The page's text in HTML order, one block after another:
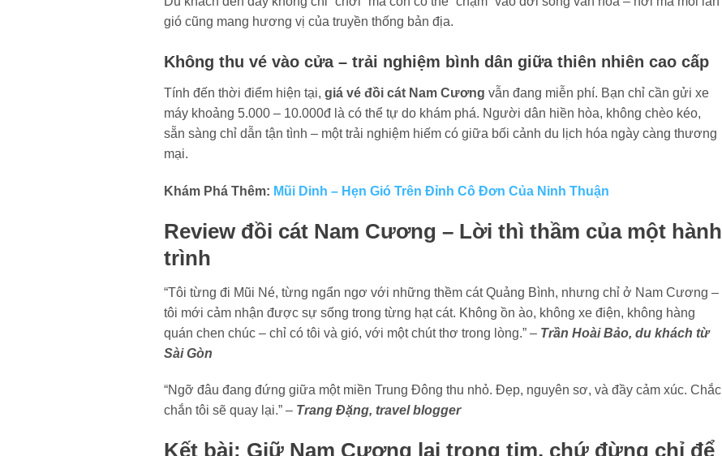
gió cũng mang hương vị của truyền thống bản địa.
Không thu vé vào cửa – trải nghiệm bình dân giữa thiên nhiên cao cấp
Tính đến thời điểm hiện tại, giá vé đồi cát Nam Cương vẫn đang miễn phí. Bạn chỉ cần gửi xe
máy khoảng 5.000 – 10.000đ là có thể tự do khám phá. Người dân hiền hòa, không chèo kéo,
sẵn sàng chỉ dẫn tận tình – một trải nghiệm hiếm có giữa bối cảnh du lịch hóa ngày càng thương
mại.
Khám Phá Thêm: Mũi Dinh – Hẹn Gió Trên Đỉnh Cô Đơn Của Ninh Thuận
Review đồi cát Nam Cương – Lời thì thầm của một hành
trình
“Tôi từng đi Mũi Né, từng ngẩn ngơ với những thềm cát Quảng Bình, nhưng chỉ ở Nam Cương –
tôi mới cảm nhận được sự sống trong từng hạt cát. Không ồn ào, không xe điện, không hàng
quán chen chúc – chỉ có tôi và gió, với một chút thơ trong lòng.” – Trần Hoài Bảo, du khách từ
Sài Gòn
“Ngỡ đâu đang đứng giữa một miền Trung Đông thu nhỏ. Đẹp, nguyên sơ, và đầy cảm xúc. Chắc
chắn tôi sẽ quay lại.” – Trang Đặng, travel blogger
Kết bài: Giữ Nam Cương lại trong tim, chứ đừng chỉ để